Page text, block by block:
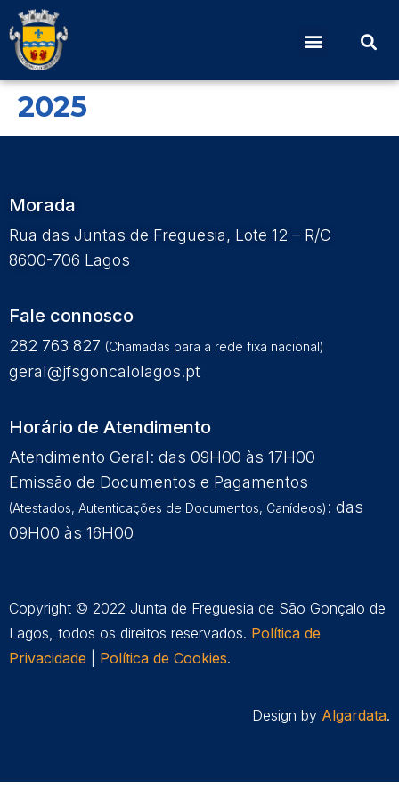
Edital – Deliberações da
Reunião de 30 junho
2025
Morada
Rua das Juntas de Freguesia, Lote 12 – R/C
8600-706 Lagos
Fale connosco
282 763 827 (Chamadas para a rede fixa nacional)
geral@jfsgoncalolagos.pt
Horário de Atendimento
Atendimento Geral: das 09H00 às 17H00
Emissão de Documentos e Pagamentos
(Atestados, Autenticações de Documentos, Canídeos) : das
09H00 às 16H00
Copyright © 2022 Junta de Freguesia de São Gonçalo de
Lagos, todos os direitos reservados. Política de
Privacidade
Política de Cookies.
Design by Algardata.